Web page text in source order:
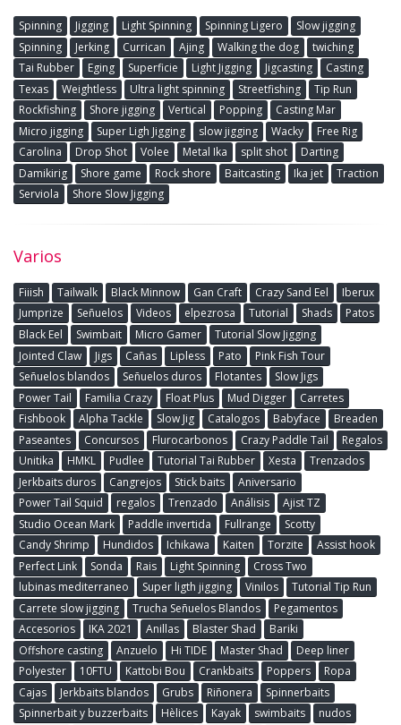
Spinning Jigging Light Spinning Spinning Ligero
Slow jigging
Spinning
Jerking Currican Ajing Walking the dog
twiching
Tai Rubber
Eging Superficie Light Jigging Jigcasting
Casting
Texas
Weightless Ultra light spinning Streetfishing
Tip Run
Rockfishing
Shore jigging Vertical Popping
Casting Mar
Micro jigging
Super Ligh Jigging slow jigging Wacky
Free Rig
Carolina
Drop Shot Volee Metal Ika split shot
Darting
Damikirig
Shore game Rock shore Baitcasting Ika jet
Traction
Serviola
Shore Slow Jigging
Varios
Fiiish Tailwalk Black Minnow Gan Craft Crazy Sand Eel
Iberux
Jumprize
Señuelos Videos elpezrosa Tutorial Shads
Patos
Black Eel
Swimbait Micro Gamer
Tutorial Slow Jigging
Jointed Claw
Jigs Cañas Lipless Pato
Pink Fish Tour
Señuelos blandos
Señuelos duros Flotantes
Slow Jigs
Power Tail
Familia Crazy Float Plus Mud Digger
Carretes
Fishbook
Alpha Tackle Slow Jig Catalogos Babyface
Breaden
Paseantes
Concursos Flurocarbonos Crazy Paddle Tail
Regalos
Unitika
HMKL Pudlee Tutorial Tai Rubber Xesta
Trenzados
Jerkbaits duros
Cangrejos Stick baits
Aniversario
Power Tail Squid
regalos Trenzado Análisis
Ajist TZ
Studio Ocean Mark
Paddle invertida Fullrange
Scotty
Candy Shrimp
Hundidos Ichikawa Kaiten Torzite
Assist hook
Perfect Link
Sonda Rais Light Spinning
Cross Two
lubinas mediterraneo
Super ligth jigging Vinilos
Tutorial Tip Run
Carrete slow jigging
Trucha Señuelos Blandos
Pegamentos
Accesorios
IKA 2021 Anillas Blaster Shad
Bariki
Offshore casting
Anzuelo Hi TIDE Master Shad
Deep liner
Polyester
10FTU Kattobi Bou Crankbaits Poppers
Ropa
Cajas
Jerkbaits blandos Grubs Riñonera
Spinnerbaits
Spinnerbait y buzzerbaits
Hèlices Kayak swimbaits
nudos